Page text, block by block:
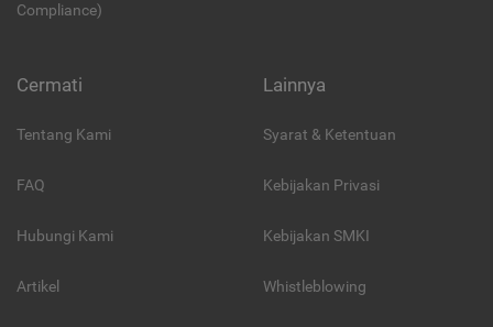
Compliance)
Cermati
Tentang Kami
FAQ
Hubungi Kami
Artikel
Lainnya
Syarat & Ketentuan
Kebijakan Privasi
Kebijakan SMKI
Whistleblowing